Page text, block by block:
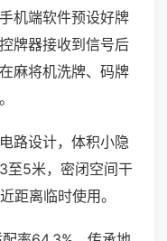
机端软件预设好牌
牌器接收到信号后
麻将机洗牌、码牌
路设计，体积小隐
至5米，密闭空间干
距离临时使用。